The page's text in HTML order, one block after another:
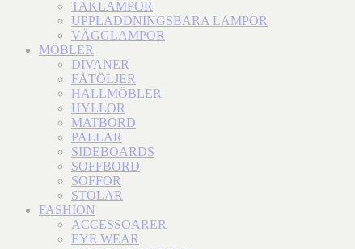
TAKLAMPOR
UPPLADDNINGSBARA LAMPOR
VÄGGLAMPOR
MÖBLER
DIVANER
FÅTÖLJER
HALLMÖBLER
HYLLOR
MATBORD
PALLAR
SIDEBOARDS
SOFFBORD
SOFFOR
STOLAR
FASHION
ACCESSOARER
EYE WEAR